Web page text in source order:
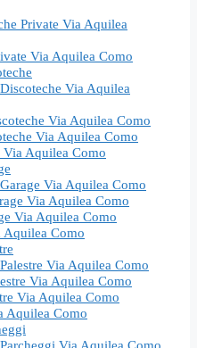
Private Via Aquilea
Via Aquilea Como
Via Aquilea
Via Aquilea Como
Via Aquilea Como
Aquilea Como
Via Aquilea Como
Via Aquilea Como
Via Aquilea Como
Aquilea Como
Via Aquilea Como
Via Aquilea Como
Via Aquilea Como
Aquilea Como
Via Aquilea Como